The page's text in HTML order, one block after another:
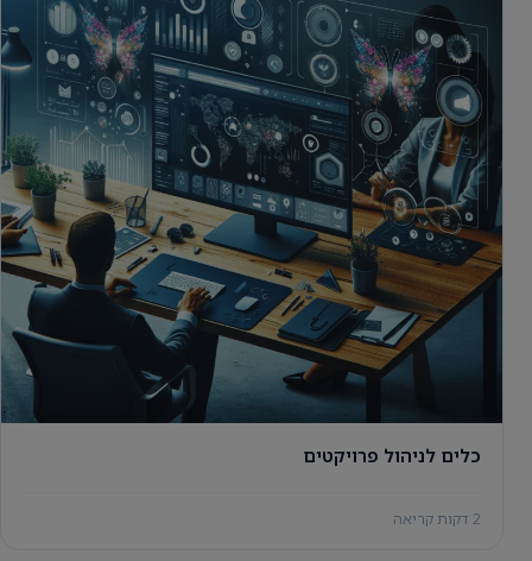
כלים לניהול פרויקטים
2 דקות קריאה